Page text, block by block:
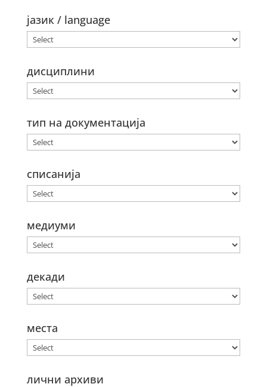
јазик / language
дисциплини
тип на документација
списанија
медиуми
декади
места
лични архиви